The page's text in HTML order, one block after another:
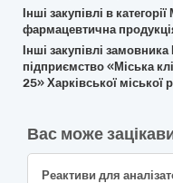
Інші закупівлі в
фармацевтична
Інші закупівлі
підприємство «Міська
25» Харківської міської
Вас може